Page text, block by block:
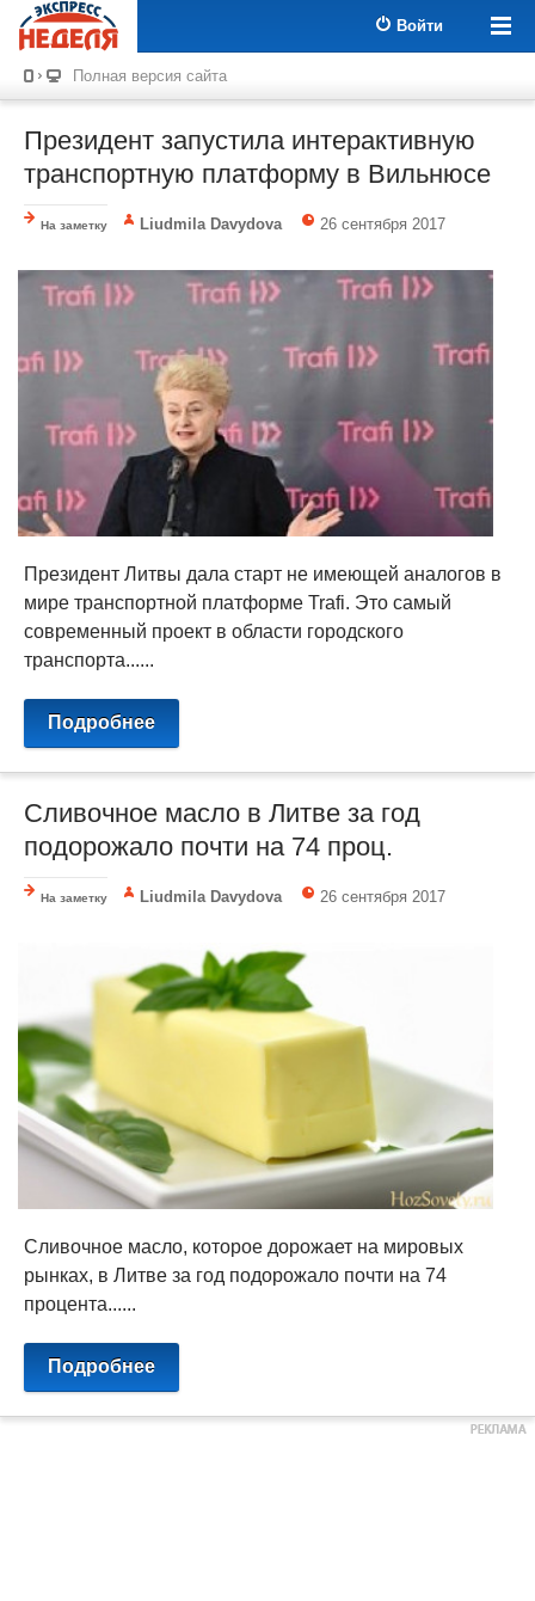
Войти
Полная версия сайта
Президент запустила интерактивную
транспортную платформу в Вильнюсе
На заметку Liudmila Davydova 26 сентября 2017
Президент Литвы дала старт не имеющей аналогов в
мире транспортной платформе Trafi. Это самый
современный проект в области городского
транспорта......
Подробнее
Сливочное масло в Литве за год
подорожало почти на 74 проц.
На заметку Liudmila Davydova 26 сентября 2017
Сливочное масло, которое дорожает на мировых
рынках, в Литве за год подорожало почти на 74
процента......
Подробнее